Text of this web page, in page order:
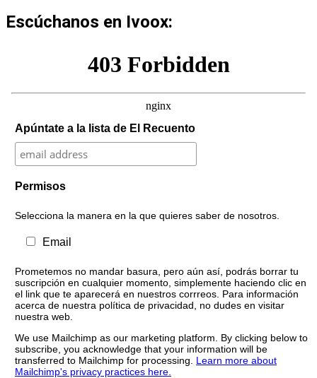
Escúchanos en Ivoox:
Apúntate a la lista de El Recuento
Permisos
Selecciona la manera en la que quieres saber de nosotros.
Email
Prometemos no mandar basura, pero aún así, podrás borrar tu
suscripción en cualquier momento, simplemente haciendo clic en
el link que te aparecerá en nuestros corrreos. Para información
acerca de nuestra política de privacidad, no dudes en visitar
nuestra web.
We use Mailchimp as our marketing platform. By clicking below to
subscribe, you acknowledge that your information will be
transferred to Mailchimp for processing. Learn more about
Mailchimp's privacy practices here.